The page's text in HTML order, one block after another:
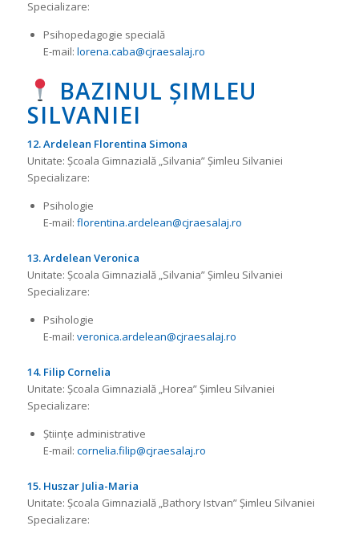
Specializare:
Psihopedagogie specială
E-mail: lorena.caba@cjraesalaj.ro
BAZINUL ȘIMLEU
SILVANIEI
12. Ardelean Florentina Simona
Unitate: Școala Gimnazială „Silvania” Șimleu Silvaniei
Specializare:
Psihologie
E-mail: florentina.ardelean@cjraesalaj.ro
13. Ardelean Veronica
Unitate: Școala Gimnazială „Silvania” Șimleu Silvaniei
Specializare:
Psihologie
E-mail: veronica.ardelean@cjraesalaj.ro
14. Filip Cornelia
Unitate: Școala Gimnazială „Horea” Șimleu Silvaniei
Specializare:
Științe administrative
E-mail: cornelia.filip@cjraesalaj.ro
15. Huszar Julia-Maria
Unitate: Școala Gimnazială „Bathory Istvan” Șimleu Silvaniei
Specializare: